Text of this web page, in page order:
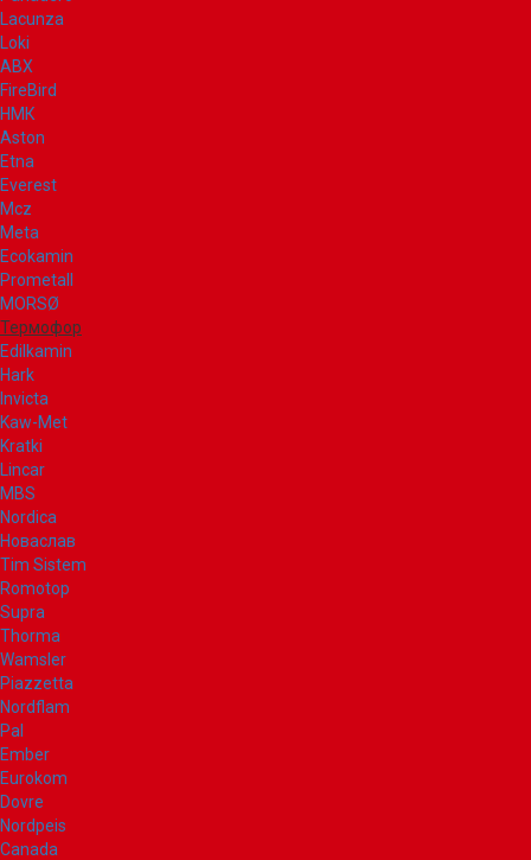
Lacunza
Loki
ABX
FireBird
НМК
Aston
Etna
Everest
Mcz
Meta
Ecokamin
Prometall
MORSØ
Термофор
Edilkamin
Hark
Invicta
Kaw-Met
Kratki
Lincar
MBS
Nordica
Новаслав
Tim Sistem
Romotop
Supra
Thorma
Wamsler
Piazzetta
Nordflam
Pal
Ember
Eurokom
Dovre
Nordpeis
Canada